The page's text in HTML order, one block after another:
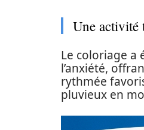
Une activité
Le coloriage a
l’anxiété,
rythmée
pluvieux en